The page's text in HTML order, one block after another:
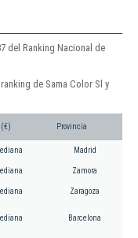
del Ranking Nacional de
de Sama Color Sl y
Provincia
Madrid
Zamora
Zaragoza
Barcelona